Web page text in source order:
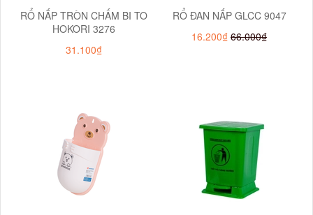
RỔ NẮP TRÒN CHẤM BI TO
HOKORI 3276
31.100₫
RỔ ĐAN NẮP GLCC 9047
16.200₫ 66.000₫